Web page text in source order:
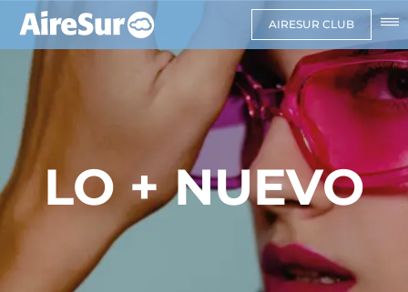
AIRESUR CLUB
LO + NUEVO